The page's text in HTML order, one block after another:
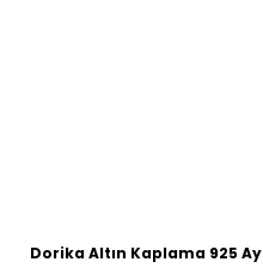
Dorika Altın Kaplama 925